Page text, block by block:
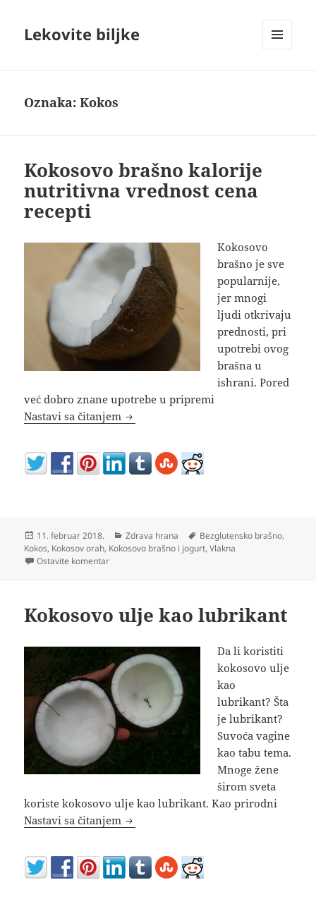
Lekovite biljke
Oznaka:Kokos
Kokosovo brašno kalorije
nutritivna vrednost cena
recepti
Kokosovo
brašno je sve
popularnije,
jer mnogi
ljudi otkrivaju
prednosti, pri
upotrebi ovog
brašna u
ishrani. Pored
već dobro znane upotrebe u pripremi
Nastavi sa čitanjem Kokosovo brašno kalorije nutritivna
Objavljeno
11. februar 2018. Kategorije
Zdrava hrana Oznake
Bezglutensko brašno,
Kokos, Kokosov orah, Kokosovo brašno i jogurt,Vlakna
Ostavite komentarna Kokosovo brašno kalorije nutritivna vrednost
Kokosovo ulje kao lubrikant
Da li koristiti
kokosovo ulje
kao
lubrikant? Šta
je lubrikant?
Suvoća vagine
kao tabu tema.
Mnoge žene
širom sveta
koriste kokosovo ulje kao lubrikant. Kao prirodni
Nastavi sa čitanjem Kokosovo ulje kao lubrikant